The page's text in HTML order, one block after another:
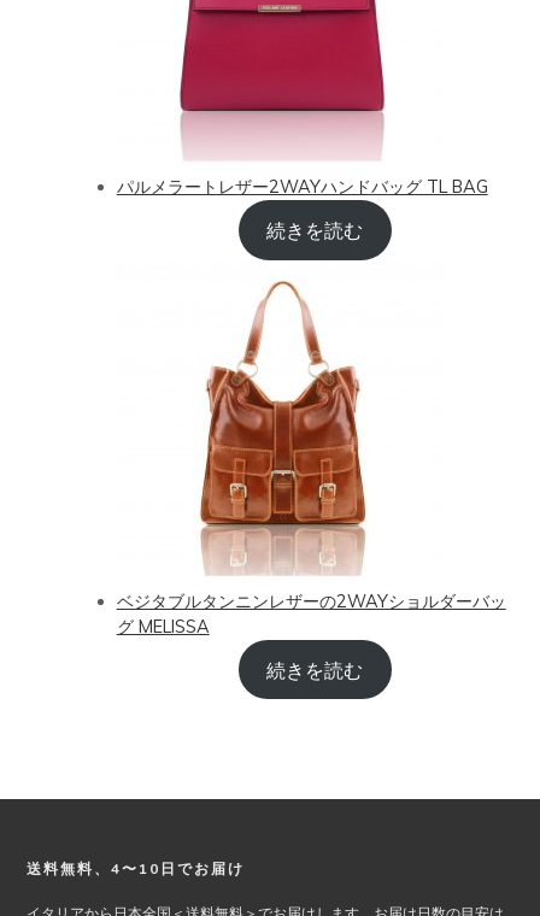
パルメラートレザー2WAYハンドバッグ TL BAG
続きを読む
ベジタブルタンニンレザーの2WAYショルダーバッ
グ MELISSA
続きを読む
Footer
送料無料、4〜10日でお届け